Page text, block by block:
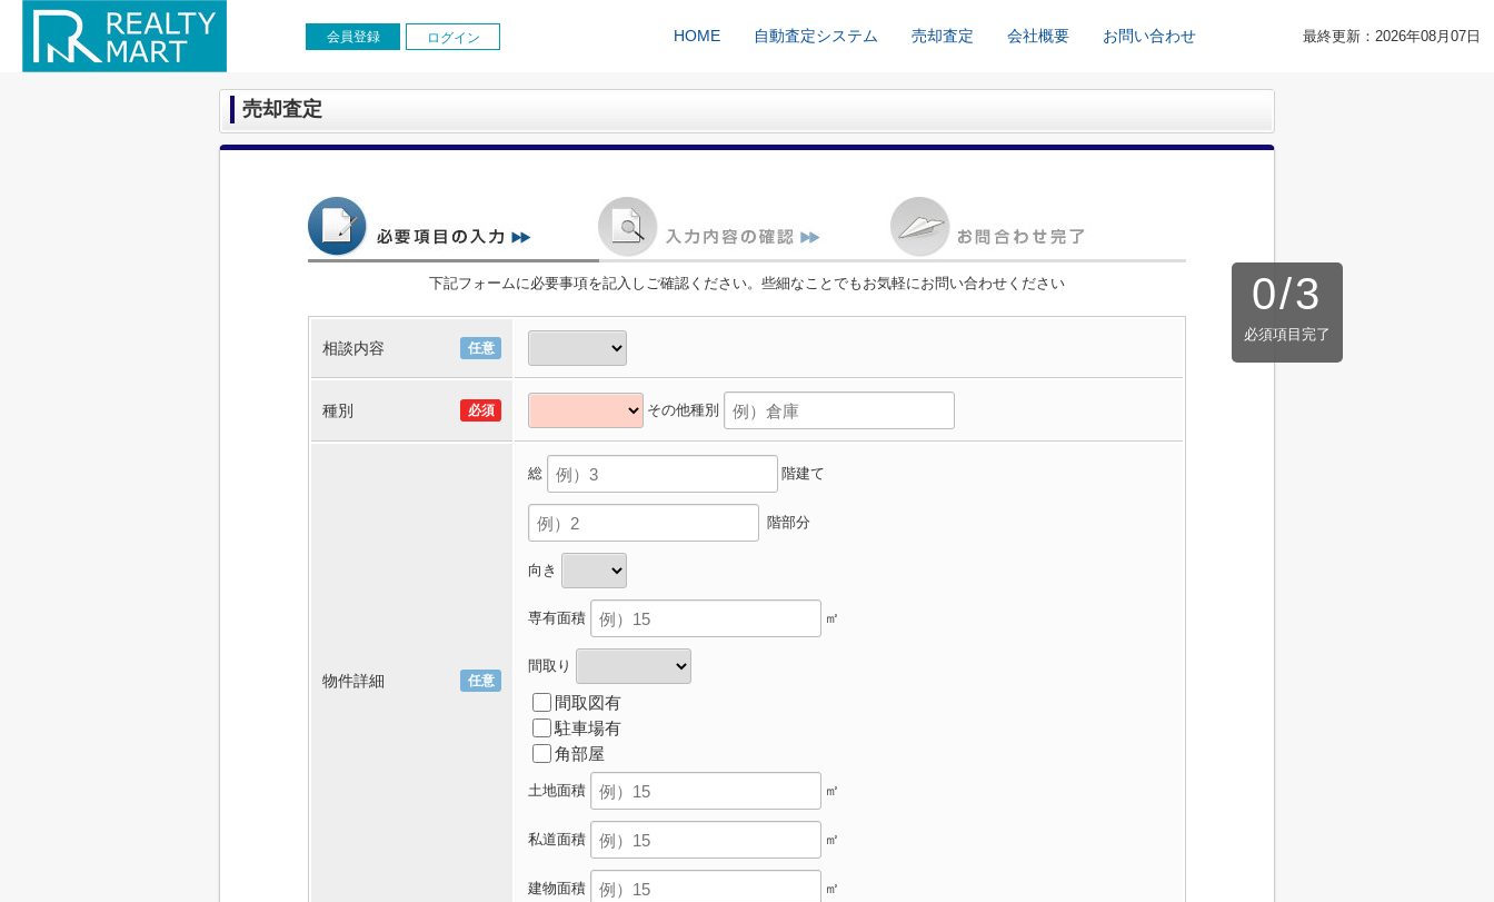
会員登録 ログイン HOME 自動査定システム 売却査定 会社概要 お問い合わせ 最終更新：2026年08月07日
売却査定
0/3
必須項目完了
下記フォームに必要事項を記入しご確認ください。些細なことでもお気軽にお問い合わせください
相談内容 任意
種別 必須 その他種別
物件詳細 任意
総 階建て
階部分
向き
専有面積 ㎡
間取り
間取図有
駐車場有
角部屋
土地面積 ㎡
私道面積 ㎡
建物面積 ㎡